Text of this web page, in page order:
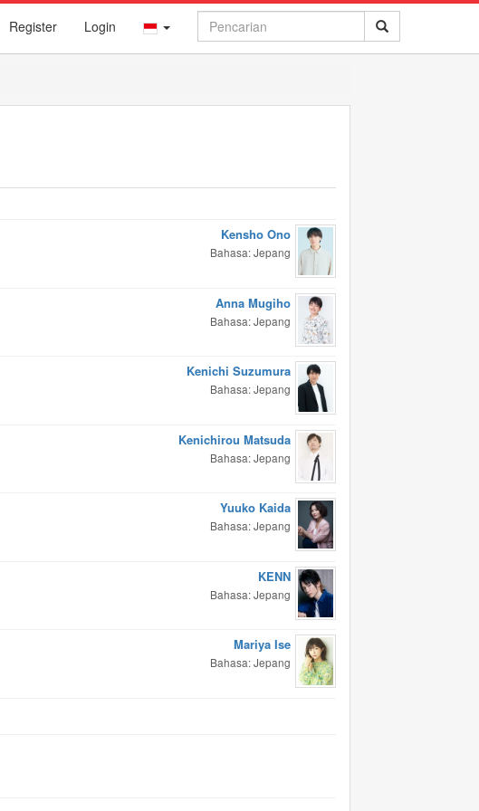
Register Login
Kensho Ono
Bahasa: Jepang
Anna Mugiho
Bahasa: Jepang
Kenichi Suzumura
Bahasa: Jepang
Kenichirou Matsuda
Bahasa: Jepang
Yuuko Kaida
Bahasa: Jepang
KENN
Bahasa: Jepang
Mariya Ise
Bahasa: Jepang